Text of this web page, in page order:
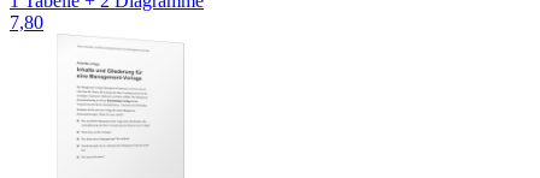
7,80